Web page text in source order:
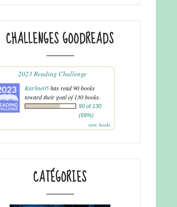
CHALLENGES GOODREADS
2023 Reading Challenge
Karline05has read 90 books
toward their goal of 130 books.
90 of 130
(69%)
view books
CATÉGORIES